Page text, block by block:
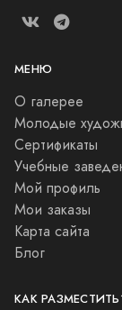
МЕНЮ
О галерее
Молодые
Сертификаты
Учебные
Мой профиль
Мои заказы
Карта сайта
Блог
КАК